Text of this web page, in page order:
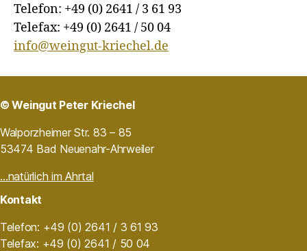
Telefon: +49 (0) 2641 / 3 61 93
Telefax: +49 (0) 2641 / 50 04
info@weingut-kriechel.de
© Weingut Peter Kriechel
Walporzheimer Str. 83 – 85
53474 Bad Neuenahr-Ahrweiler
…natürlich im Ahrtal
Kontakt
Telefon: +49 (0) 2641 / 3 61 93
Telefax: +49 (0) 2641 / 50 04